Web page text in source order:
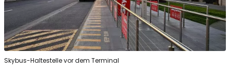
Skybus-Haltestelle vor dem Terminal